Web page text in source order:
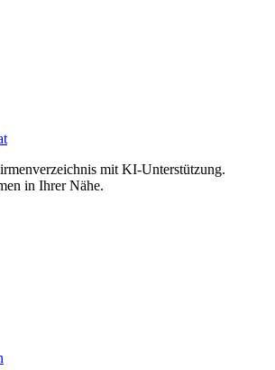
mit KI-Unterstützung.
in Ihrer Nähe.